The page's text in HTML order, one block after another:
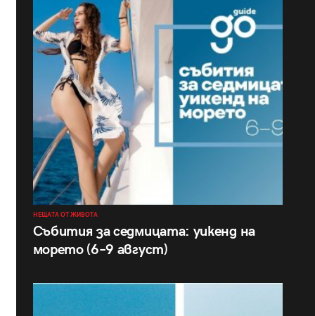
НЕЩАТА ОТ ЖИВОТА
Събития за седмицата: уикенд на
морето (6–9 август)